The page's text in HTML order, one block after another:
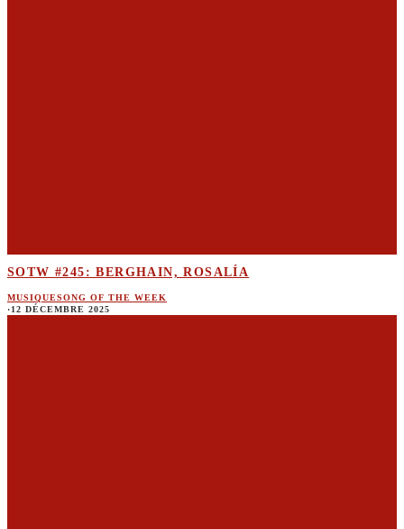
SOTW #245: BERGHAIN, ROSALÍA
MUSIQUESONG OF THE WEEK
·12 DÉCEMBRE 2025